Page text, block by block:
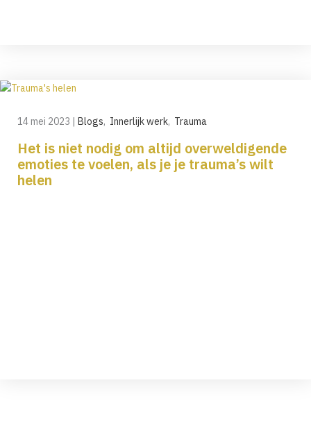
14 mei 2023 | Blogs, Innerlijk werk, Trauma
Het is niet nodig om altijd overweldigende
emoties te voelen, als je je trauma’s wilt
helen